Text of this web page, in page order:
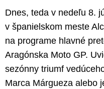
Dnes, teda v nedeľu 8.
v španielskom meste
na programe hlavné
Aragónska Moto GP.
sezónny triumf
Marca Márgueza alebo